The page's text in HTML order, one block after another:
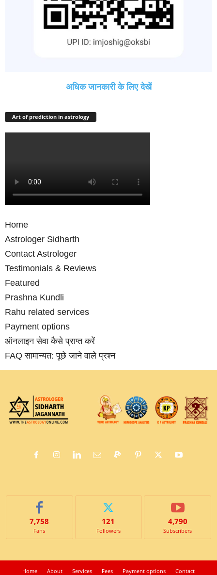
अधिक जानकारी के लिए देखें
Art of prediction in astrology
Home
Astrologer Sidharth
Contact Astrologer
Testimonials & Reviews
Featured
Prashna Kundli
Rahu related services
Payment options
ऑनलाइन सेवा कैसे प्राप्‍त करें
FAQ सामान्‍यत: पूछे जाने वाले प्रश्‍न
7,758
Fans
121
Followers
4,790
Subscribers
Home About Services Fees Payment options Contact